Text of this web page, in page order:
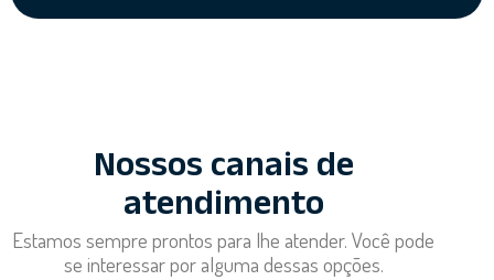
Nossos canais de
atendimento
Estamos sempre prontos para lhe atender. Você pode
se interessar por alguma dessas opções.